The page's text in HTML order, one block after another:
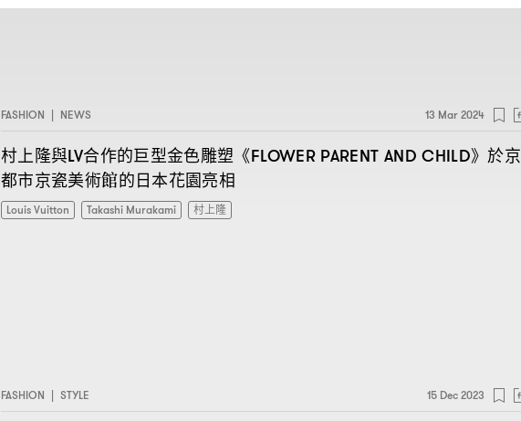
FASHION | NEWS 13 Mar 2024
村上隆與LV合作的巨型金色雕塑《FLOWER PARENT AND CHILD》於京
都市京瓷美術館的日本花園亮相
Louis Vuitton Takashi Murakami 村上隆
FASHION | STYLE 15 Dec 2023